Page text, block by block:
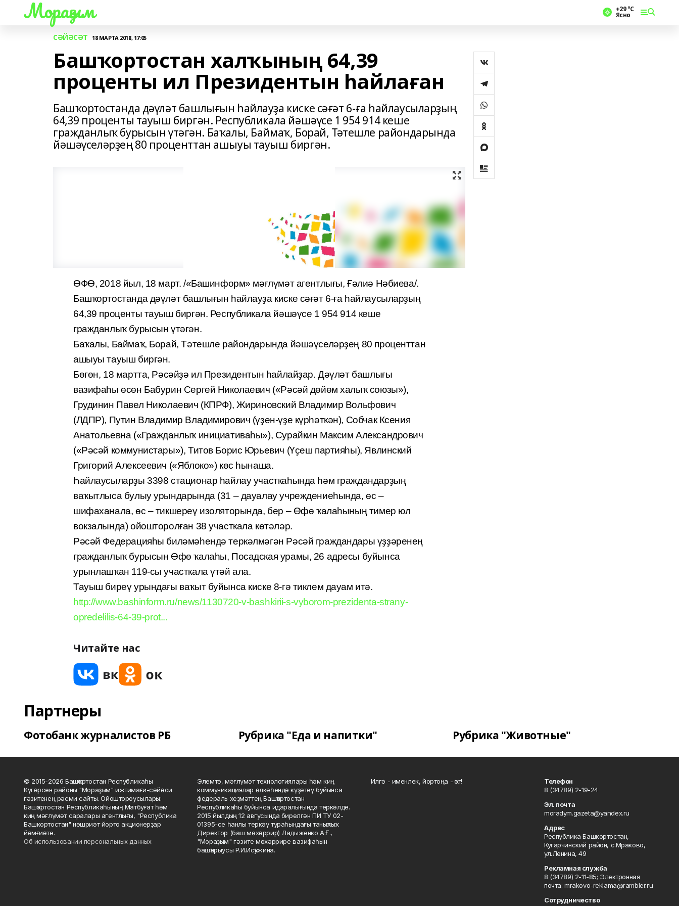
Мораҙым +29 °С
Ясно
СӘЙӘСӘТ 18 МАРТА 2018, 17:05
Башҡортостан халҡының 64,39
проценты ил Президентын һайлаған
Башҡортостанда дәүләт башлығын һайлауҙа киске сәғәт 6-ға һайлаусыларҙың
64,39 проценты тауыш биргән. Республикала йәшәүсе 1 954 914 кеше
гражданлыҡ бурысын үтәгән. Баҡалы, Баймаҡ, Борай, Тәтешле райондарында
йәшәүселәрҙең 80 проценттан ашыуы тауыш биргән.
ӨФӨ, 2018 йыл, 18 март. /«Башинформ» мәғлүмәт агентлығы, Ғәлиә Нәбиева/.
Башҡортостанда дәүләт башлығын һайлауҙа киске сәғәт 6-ға һайлаусыларҙың
64,39 проценты тауыш биргән. Республикала йәшәүсе 1 954 914 кеше
гражданлыҡ бурысын үтәгән.
Баҡалы, Баймаҡ, Борай, Тәтешле райондарында йәшәүселәрҙең 80 проценттан
ашыуы тауыш биргән.
Бөгөн, 18 мартта, Рәсәйҙә ил Президентын һайлайҙар. Дәүләт башлығы
вазифаһы өсөн Бабурин Сергей Николаевич («Рәсәй дөйөм халыҡ союзы»),
Грудинин Павел Николаевич (КПРФ), Жириновский Владимир Вольфович
(ЛДПР), Путин Владимир Владимирович (үҙен-үҙе күрһәткән), Собчак Ксения
Анатольевна («Гражданлыҡ инициативаһы»), Сурайкин Максим Александрович
(«Рәсәй коммунистары»), Титов Борис Юрьевич (Үҫеш партияһы), Явлинский
Григорий Алексеевич («Яблоко») көс һынаша.
Һайлаусыларҙы 3398 стационар һайлау участкаһында һәм граждандарҙың
ваҡытлыса булыу урындарында (31 – дауалау учреждениеһында, өс –
шифаханала, өс – тикшереү изоляторында, бер – Өфө ҡалаһының тимер юл
вокзалында) ойошторолған 38 участкала көтәләр.
Рәсәй Федерацияһы биләмәһендә теркәлмәгән Рәсәй граждандары үҙҙәренең
гражданлыҡ бурысын Өфө ҡалаһы, Посадская урамы, 26 адресы буйынса
урынлашҡан 119-сы участкала үтәй ала.
Тауыш биреү урындағы ваҡыт буйынса киске 8-гә тиклем дауам итә.
http://www.bashinform.ru/news/1130720-v-bashkirii-s-vyborom-prezidenta-strany-
opredelilis-64-39-prot...
Читайте нас
Партнеры
Фотобанк журналистов РБ Рубрика "Еда и напитки" Рубрика "Животные"
© 2015-2026 Башҡортостан Республикаһы
Күгәрсен районы "Мораҙым" ижтимағи-сәйәси
гәзитенең рәсми сайты. Ойоштороусылары:
Башҡортостан Республикаһының Матбуғат һәм
киң мәғлүмәт саралары агентлығы, "Республика
Башкортостан" нәшриәт йорто акционерҙар
йәмғиәте.
Об использовании персональных данных
Элемтә, мәғлүмәт технологиялары һәм киң
коммуникациялар өлкәһендә күҙәтеү буйынса
федераль хеҙмәттең Башҡортостан
Республикаһы буйынса идаралығында теркәлде.
2015 йылдың 12 авгусында бирелгән ПИ ТУ 02-
01395-се һанлы теркәү тураһындағы таныҡлыҡ.
Директор (баш мөхәррир) Ладыженко А.Ғ.,
"Мораҙым" гәзите мөхәррире вазифаһын
башҡарыусы Р.И.Исҡужина.
Илгә - именлек, йортоңа - ҡот!
Телефон
8 (34789) 2-19-24
Эл. почта
moradym.gazeta@yandex.ru
Адрес
Республика Башкортостан,
Кугарчинский район, с.Мраково,
ул.Ленина, 49
Рекламная служба
8 (34789) 2-11-85; Электронная
почта: mrakovo-reklama@rambler.ru
Сотрудничество